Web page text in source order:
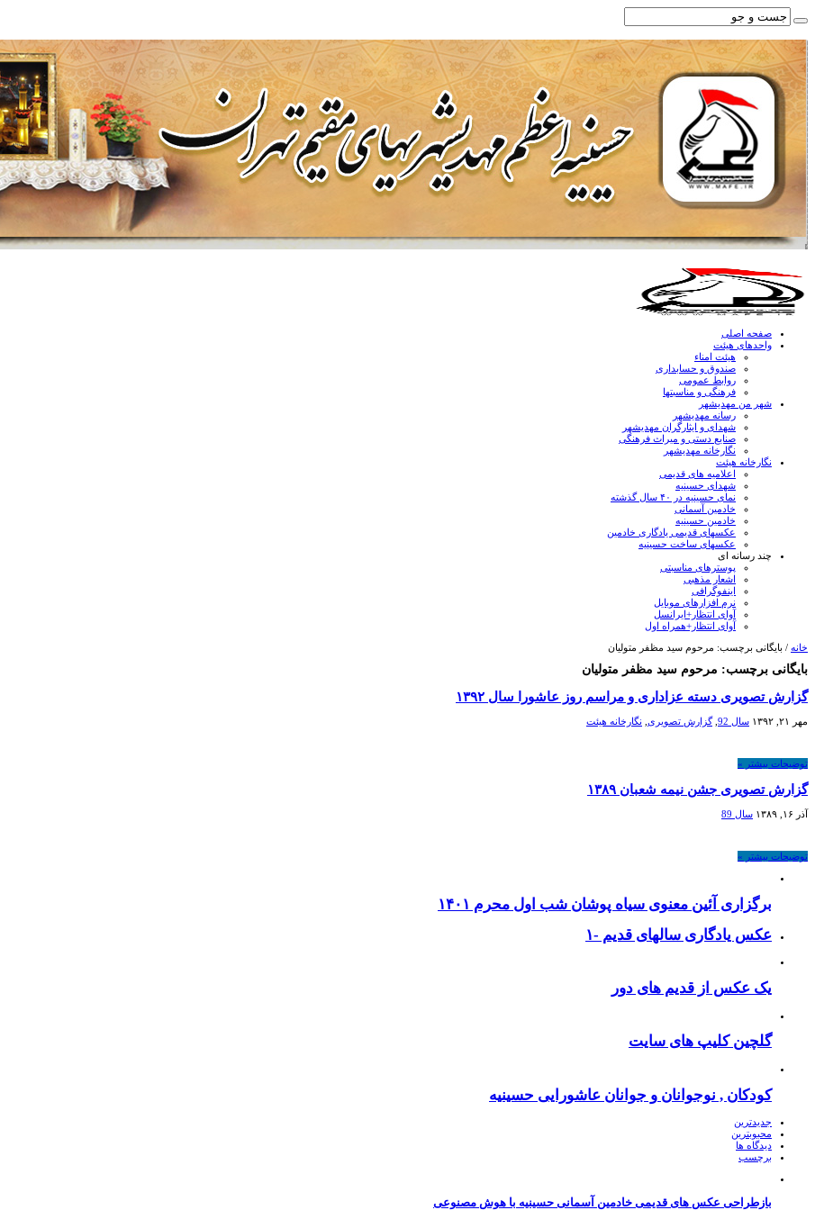
صفحه اصلی
واحدهای هیئت
هیئت امناء
صندوق و حسابداری
روابط عمومی
فرهنگی و مناسبتها
شهر من مهدیشهر
رسانه مهدیشهر
شهدای و ایثارگران مهدیشهر
صنایع دستی و میراث فرهنگی
نگارخانه مهدیشهر
نگارخانه هیئت
اعلامیه های قدیمی
شهدای حسینیه
نمای حسینیه در ۴۰ سال گذشته
خادمین آسمانی
خادمین حسینیه
عکسهای قدیمی یادگاری خادمین
عکسهای ساخت حسینیه
چند رسانه ای
پوسترهای مناسبتی
اشعار مذهبی
اینفوگرافی
نرم افزارهای موبایل
آوای انتظار+ایرانسل
آوای انتظار+همراه اول
خانه / بایگانی برچسب: مرحوم سید مظفر متولیان
بایگانی برچسب: مرحوم سید مظفر متولیان
گزارش تصویری دسته عزاداری و مراسم روز عاشورا سال ۱۳۹۲
مهر ۲۱, ۱۳۹۲ سال 92 ,گزارش تصویری نگارخانه هیئت
توضیحات بیشتر »
گزارش تصویری جشن نیمه شعبان ۱۳۸۹
آذر ۱۶, ۱۳۸۹ سال 89
توضیحات بیشتر »
برگزاری آئین معنوی سیاه پوشان شب اول محرم ۱۴۰۱
عکس یادگاری سالهای قدیم -۱
یک عکس از قدیم های دور
گلچین کلیپ های سایت
کودکان , نوجوانان و جوانان عاشورایی حسینیه
جدیدترین
محبوبترین
دیدگاه ها
برچسب
بازطراحی عکس های قدیمی خادمین آسمانی حسینیه با هوش مصنوعی